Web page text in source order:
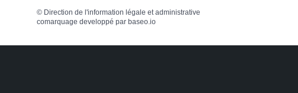
© Direction de l'information légale et administrative
comarquage developpé par baseo.io